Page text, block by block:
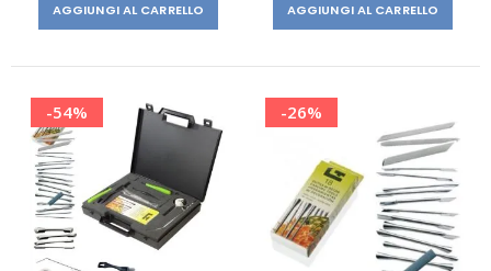
AGGIUNGI AL CARRELLO AGGIUNGI AL CARRELLO
-54% -26%